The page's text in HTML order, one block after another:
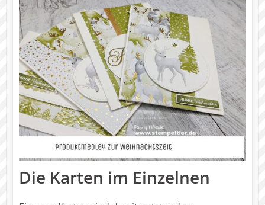
Die Karten im Einzelnen